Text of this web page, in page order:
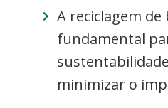
A reciclagem de
fundamental
minimizar o